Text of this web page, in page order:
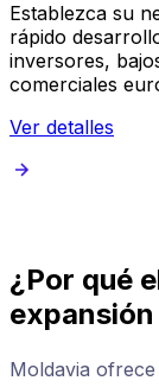
Establezca su
rápido
inversores,
comerciales
Ver detalles
¿Por qué
Moldavia